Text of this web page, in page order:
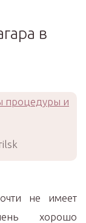
в
не имеет
хорошо